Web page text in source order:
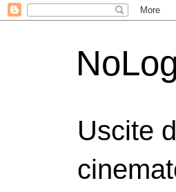
Uscite